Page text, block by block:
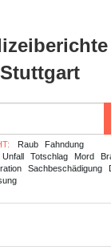
Stuttgart
Raub
Fahndung
Unfall Totschlag Mord
Sachbeschädigung